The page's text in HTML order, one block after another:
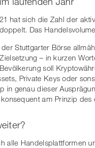
hat sich die Zahl der
Das
Stuttgarter Börse
– in kurzen
soll
Private Keys oder
in genau dieser
am Prinzip des
alle Handelsplattformen